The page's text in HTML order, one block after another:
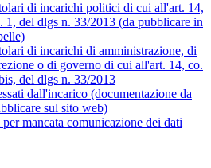
di incarichi politici di cui all'art. 14,
1, del dlgs n. 33/2013 (da pubblicare in
di incarichi di amministrazione, di
o di governo di cui all'art. 14, co.
del dlgs n. 33/2013
dall'incarico (documentazione da
sul sito web)
mancata comunicazione dei dati